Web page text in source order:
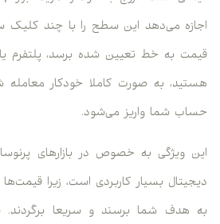
اجازه می‌دهد این سطح را با چند
قیمت به خط تعیین شده برسد، پلتفرم
هستید، به صورت کاملا خودکار
حساب شما واریز می‌شود.
این ویژگی به خصوص در بازارهای
دیجیتال بسیار کاربردی است، زیرا
به هدف شما برسند و سریعا برگردند. با